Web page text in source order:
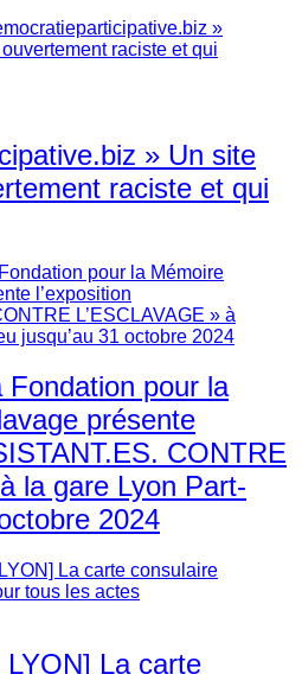
» Un site
raciste et qui
pour la
présente
CONTRE
la gare Lyon Part-
2024
LYON] La carte